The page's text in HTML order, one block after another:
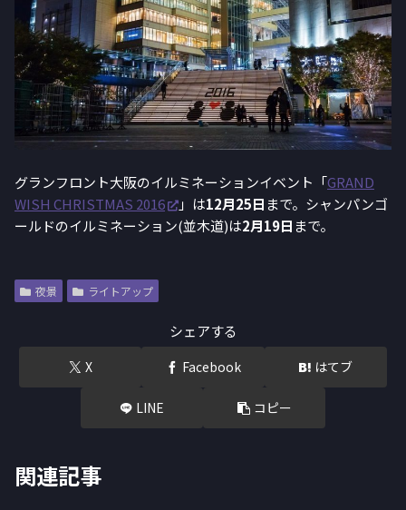
グランフロント大阪のイルミネーションイベント「GRAND
WISH CHRISTMAS 2016
」は12月25日 まで。シャンパンゴ
ールドのイルミネーション(並木道)は2月19日 まで。
夜景 ライトアップ
シェアする
X Facebook はてブ
LINE コピー
関連記事